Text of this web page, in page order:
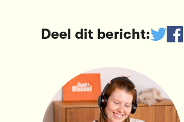
Deel dit bericht: